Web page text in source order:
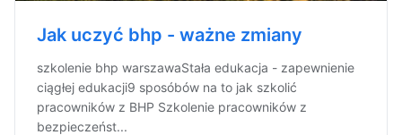
Jak uczyć bhp - ważne zmiany
szkolenie bhp warszawaStała edukacja - zapewnienie
ciągłej edukacji9 sposóbów na to jak szkolić
pracowników z BHP Szkolenie pracowników z
bezpieczeńst...